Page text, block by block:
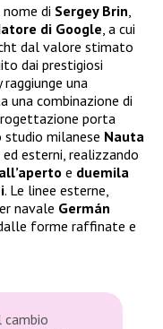
di Sergey Brin
di Google , a cui
dal valore stimato
dai prestigiosi
una
una combinazione di
porta
milanese Nauta
esterni, realizzando
e duemila
. Le linee esterne,
navale Germán
dalle forme raffinate e
cambio